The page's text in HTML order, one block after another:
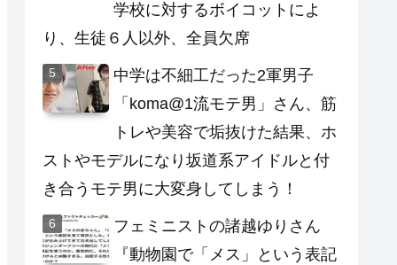
学校に対するボイコットによ
り、生徒６人以外、全員欠席
中学は不細工だった2軍男子
「koma@1流モテ男」さん、筋
トレや美容で垢抜けた結果、ホ
ストやモデルになり坂道系アイドルと付
き合うモテ男に大変身してしまう！
フェミニストの諸越ゆりさん
『動物園で「メス」という表記